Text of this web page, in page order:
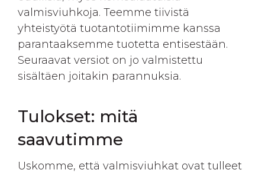
valmisviuhkoja. Teemme tiivistä
yhteistyötä tuotantotiimimme kanssa
parantaaksemme tuotetta entisestään.
Seuraavat versiot on jo valmistettu
sisältäen joitakin parannuksia.
Tulokset: mitä
saavutimme
Uskomme, että valmisviuhkat ovat tulleet